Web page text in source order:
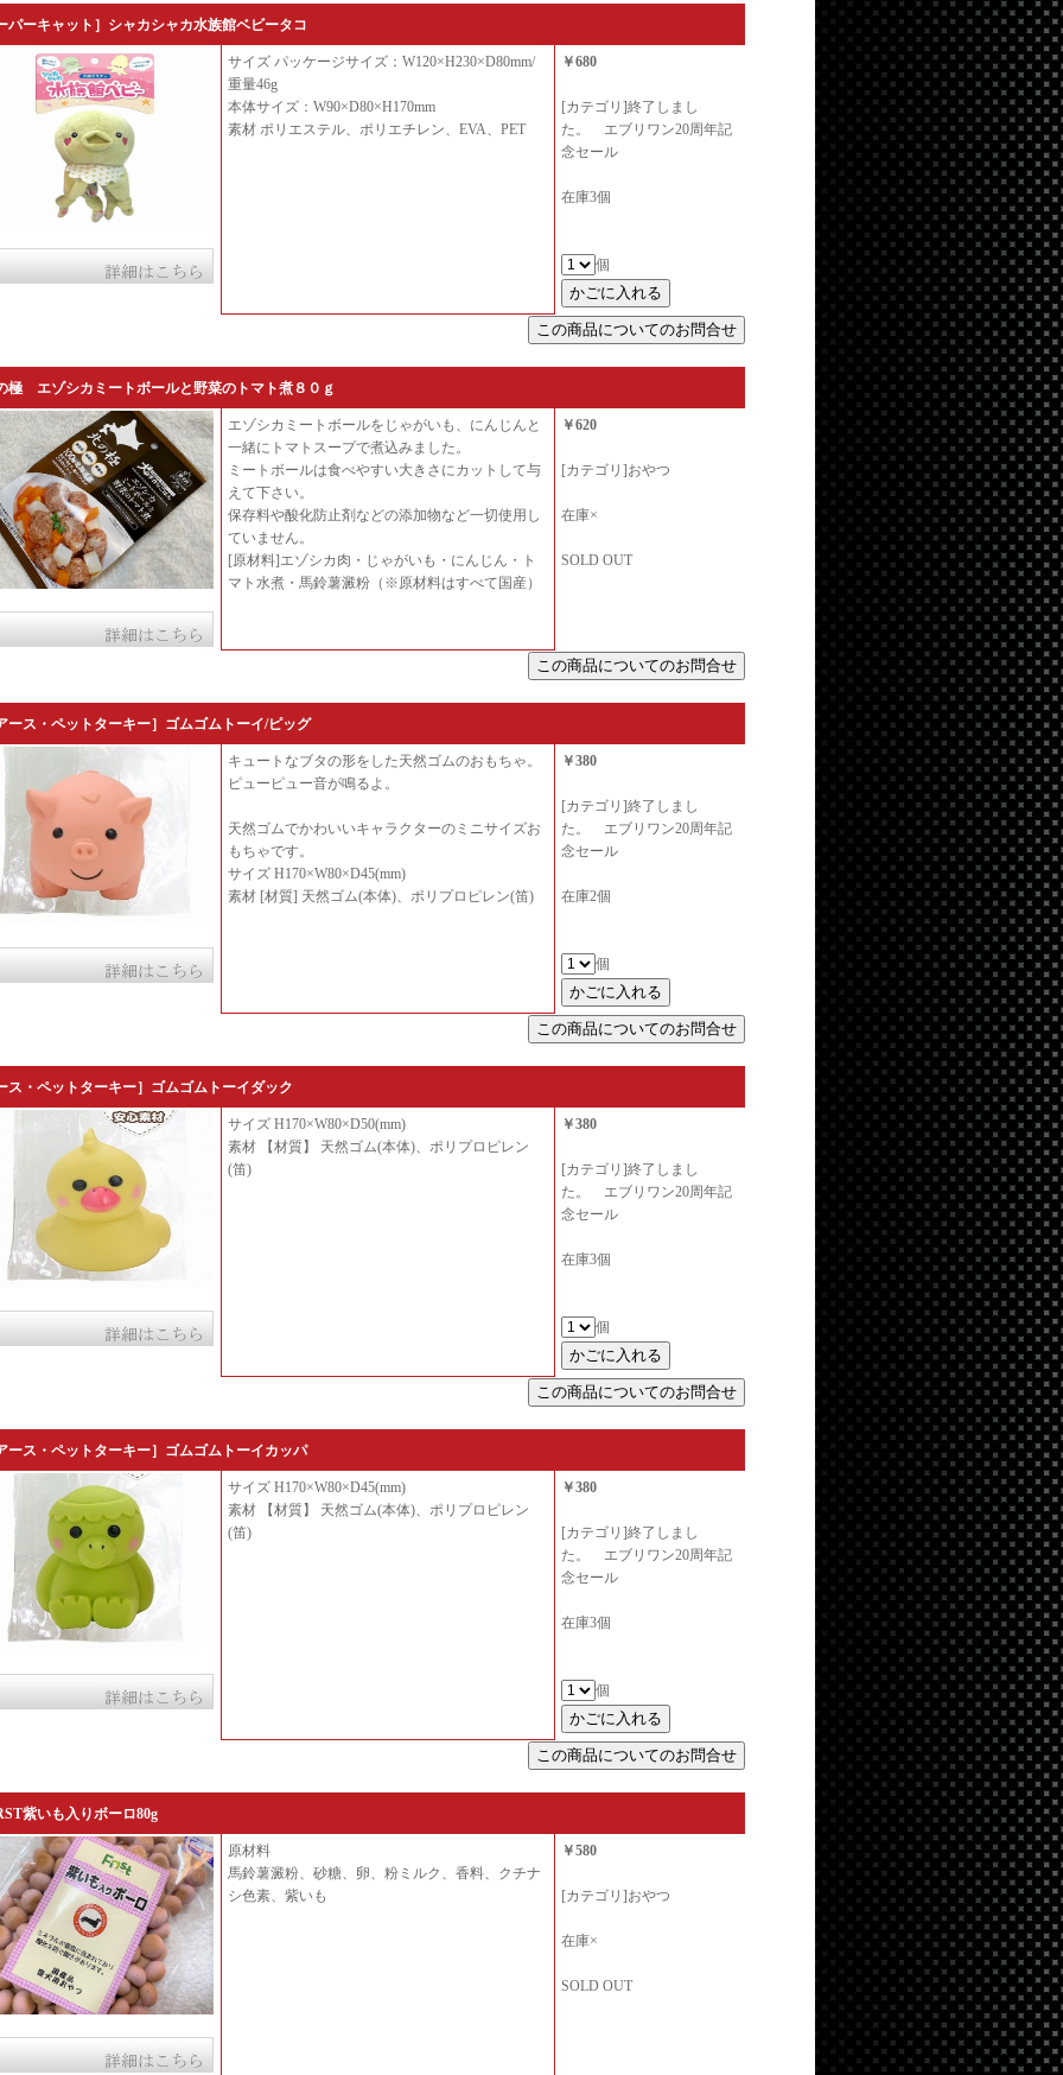
パーキャット］シャカシャカ水族館ベビータコ
サイズ パッケージサイズ：W120×H230×D80mm/
重量46g
本体サイズ：W90×D80×H170mm
素材 ポリエステル、ポリエチレン、EVA、PET
￥680
[カテゴリ]終了しまし
た。 エブリワン20周年記
念セール
在庫3個
個
極 エゾシカミートボールと野菜のトマト煮８０ｇ
エゾシカミートボールをじゃがいも、にんじんと
一緒にトマトスープで煮込みました。
ミートボールは食べやすい大きさにカットして与
えて下さい。
保存料や酸化防止剤などの添加物など一切使用し
ていません。
[原材料]エゾシカ肉・じゃがいも・にんじん・ト
マト水煮・馬鈴薯澱粉（※原材料はすべて国産）
￥620
[カテゴリ]おやつ
在庫×
SOLD OUT
ース・ペットターキー］ゴムゴムトーイ/ピッグ
キュートなブタの形をした天然ゴムのおもちゃ。
ピューピュー音が鳴るよ。
天然ゴムでかわいいキャラクターのミニサイズお
もちゃです。
サイズ H170×W80×D45(mm)
素材 [材質] 天然ゴム(本体)、ポリプロピレン(笛)
￥380
[カテゴリ]終了しまし
た。 エブリワン20周年記
念セール
在庫2個
個
ス・ペットターキー］ゴムゴムトーイダック
サイズ H170×W80×D50(mm)
素材 【材質】 天然ゴム(本体)、ポリプロピレン
(笛)
￥380
[カテゴリ]終了しまし
た。 エブリワン20周年記
念セール
在庫3個
個
ース・ペットターキー］ゴムゴムトーイカッパ
サイズ H170×W80×D45(mm)
素材 【材質】 天然ゴム(本体)、ポリプロピレン
(笛)
￥380
[カテゴリ]終了しまし
た。 エブリワン20周年記
念セール
在庫3個
個
紫いも入りボーロ80g
原材料
馬鈴薯澱粉、砂糖、卵、粉ミルク、香料、クチナ
シ色素、紫いも
￥580
[カテゴリ]おやつ
在庫×
SOLD OUT